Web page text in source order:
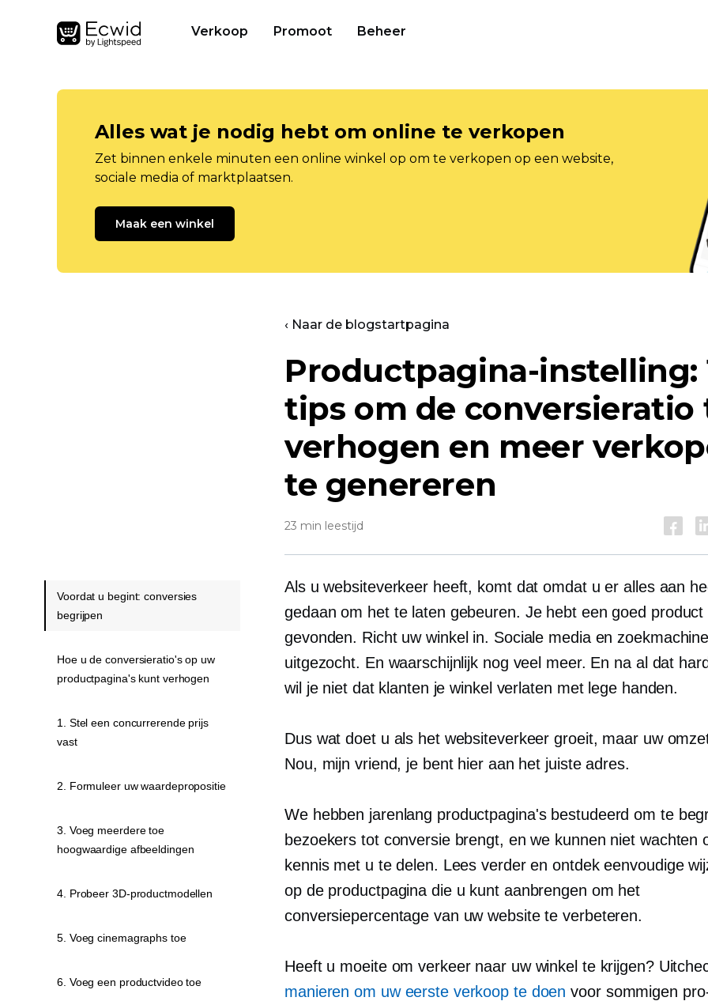
Verkoop Promoot Beheer
Alles wat je nodig hebt om online te verkopen
Zet binnen enkele minuten een online winkel op om te verkopen op een website,
sociale media of marktplaatsen.
Maak een winkel
‹ Naar de blogstartpagina
Productpagina-instelling:
tips om de conversieratio
verhogen en meer
te genereren
23 min leestijd
Als u websiteverkeer heeft, komt dat omdat u er alles aan
gedaan om het te laten gebeuren. Je hebt een goed product
gevonden. Richt uw winkel in. Sociale media en
uitgezocht. En waarschijnlijk nog veel meer. En na al dat
wil je niet dat klanten je winkel verlaten met lege handen.
Dus wat doet u als het websiteverkeer groeit, maar uw
Nou, mijn vriend, je bent hier aan het juiste adres.
We hebben jarenlang productpagina's bestudeerd om te
bezoekers tot conversie brengt, en we kunnen niet wachten
kennis met u te delen. Lees verder en ontdek eenvoudige
op de productpagina die u kunt aanbrengen om het
conversiepercentage van uw website te verbeteren.
Heeft u moeite om verkeer naar uw winkel te krijgen?
manieren om uw eerste verkoop te doen voor sommigen
Voordat u begint: conversies
begrijpen
Hoe u de conversieratio's op uw
productpagina's kunt verhogen
1. Stel een concurrerende prijs
vast
2. Formuleer uw waardepropositie
3. Voeg meerdere toe
hoogwaardige afbeeldingen
4. Probeer 3D-productmodellen
5. Voeg cinemagraphs toe
6. Voeg een productvideo toe